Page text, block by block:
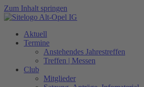
Zum Inhalt springen
Aktuell
Termine
Anstehendes Jahrestreffen
Treffen | Messen
Club
Mitglieder